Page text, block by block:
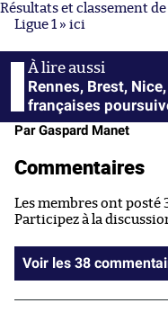
Résultats et classement de
Ligue 1 » ici
Rennes, Brest,
françaises
Par Gaspard Manet
Commentaires
Les membres ont posté
Participez à la
Voir les 38